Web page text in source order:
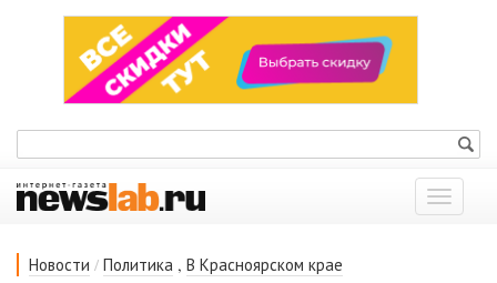
Показать
меню
Новости / Политика , В Красноярском крае